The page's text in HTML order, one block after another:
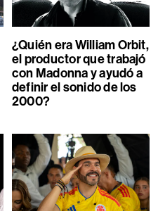
¿Quién era William Orbit,
el productor que trabajó
con Madonna y ayudó a
definir el sonido de los
2000?